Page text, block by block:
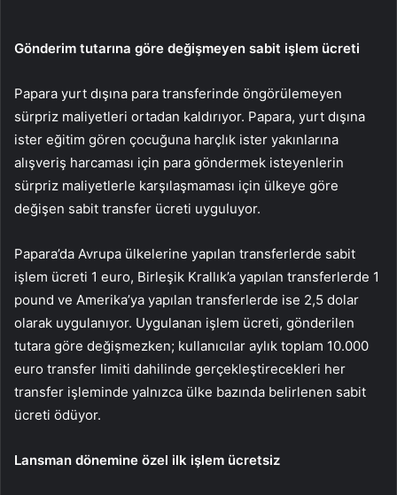
Gönderim tutarına göre değişmeyen sabit işlem ücreti
Papara yurt dışına para transferinde öngörülemeyen
sürpriz maliyetleri ortadan kaldırıyor. Papara, yurt dışına
ister eğitim gören çocuğuna harçlık ister yakınlarına
alışveriş harcaması için para göndermek isteyenlerin
sürpriz maliyetlerle karşılaşmaması için ülkeye göre
değişen sabit transfer ücreti uyguluyor.
Papara’da Avrupa ülkelerine yapılan transferlerde sabit
işlem ücreti 1 euro, Birleşik Krallık’a yapılan transferlerde 1
pound ve Amerika’ya yapılan transferlerde ise 2,5 dolar
olarak uygulanıyor. Uygulanan işlem ücreti, gönderilen
tutara göre değişmezken; kullanıcılar aylık toplam 10.000
euro transfer limiti dahilinde gerçekleştirecekleri her
transfer işleminde yalnızca ülke bazında belirlenen sabit
ücreti ödüyor.
Lansman dönemine özel ilk işlem ücretsiz